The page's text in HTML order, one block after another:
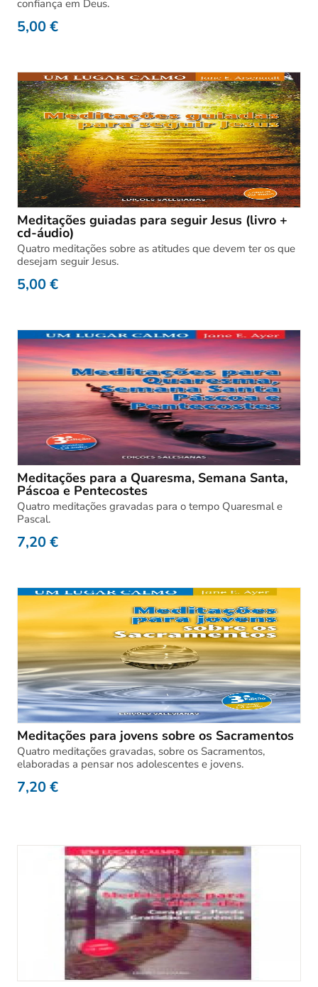
confiança em Deus.
5,00€
Meditações guiadas para seguir Jesus (livro +
cd-áudio)
Quatro meditações sobre as atitudes que devem ter os que
desejam seguir Jesus.
5,00€
Meditações para a Quaresma, Semana Santa,
Páscoa e Pentecostes
Quatro meditações gravadas para o tempo Quaresmal e
Pascal.
7,20€
Meditações para jovens sobre os Sacramentos
Quatro meditações gravadas, sobre os Sacramentos,
elaboradas a pensar nos adolescentes e jovens.
7,20€